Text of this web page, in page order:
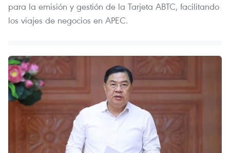
para la emisión y gestión de la Tarjeta ABTC, facilitando
los viajes de negocios en APEC.